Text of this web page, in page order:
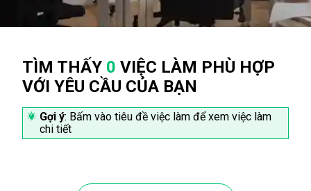
TÌM THẤY 0 VIỆC LÀM PHÙ HỢP
VỚI YÊU CẦU CỦA BẠN
Gợi ý: Bấm vào tiêu đề việc làm để xem việc làm
chi tiết